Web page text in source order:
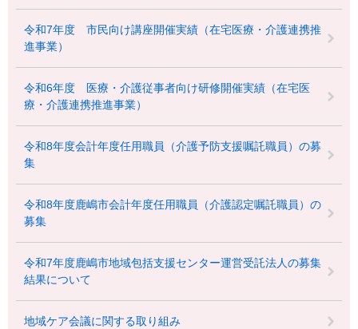
令和7年度 市民向け講座開催実績（在宅医療・介護連携推
進事業）
令和6年度 医療・介護従事者向け研修開催実績（在宅医
療・介護連携推進事業）
令和8年度会計年度任用職員（介護予防支援嘱託職員）の募
集
令和8年度鹿嶋市会計年度任用職員（介護認定嘱託職員）の
募集
令和7年度鹿嶋市地域包括支援センター運営受託法人の募集
結果について
地域ケア会議に関する取り組み